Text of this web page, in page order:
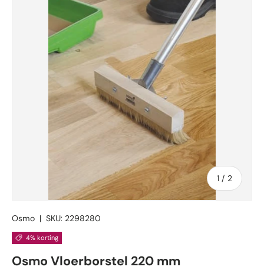
1 / van
2
Osmo | SKU: 2298280
4% korting
Osmo Vloerborstel 220 mm